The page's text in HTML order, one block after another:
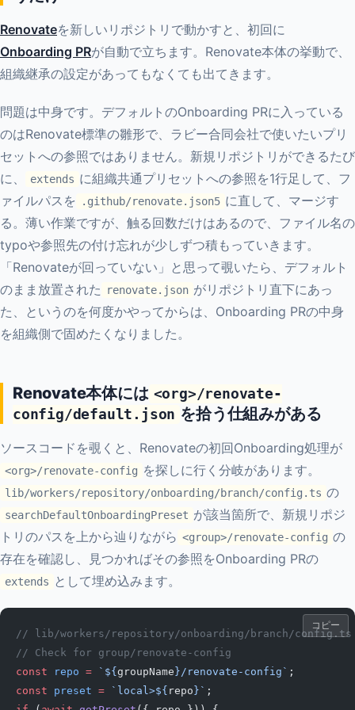
Renovateを新しいリポジトリで動かすと、初回に
Onboarding PRが自動で立ちます。Renovate本体の挙動で、
組織継承の設定があってもなくても出てきます。
問題は中身です。デフォルトのOnboarding PRに入っている
のはRenovate標準の雛形で、ラビー合同会社で使いたいプリ
セットへの参照ではありません。新規リポジトリができるたび
に、
extends に組織共通プリセットへの参照を1行足して、フ
ァイルパスを
.github/renovate.json5 に直して、マージす
る。薄い作業ですが、触る回数だけはあるので、ファイル名の
typoや参照先の付け忘れが少しずつ積もっていきます。
「Renovateが回っていない」と思って覗いたら、デフォルト
のまま放置された
renovate.json がリポジトリ直下にあっ
た、というのを何度かやってからは、Onboarding PRの中身
を組織側で固めたくなりました。
Renovate本体には <org>/renovate-
config/default.json を拾う仕組みがある
ソースコードを覗くと、Renovateの初回Onboarding処理が
<org>/renovate-config を探しに行く分岐があります。
lib/workers/repository/onboarding/branch/config.ts の
searchDefaultOnboardingPreset が該当箇所で、新規リポジ
トリのパスを上から辿りながら <group>/renovate-config の
存在を確認し、見つかればその参照をOnboarding PRの
extends として埋め込みます。
// lib/workers/repository/onboarding/branch/config.ts
// Check for group/renovate-config
const repo = `${ groupName }/renovate-config` ;
const preset = `local>${ repo }` ;
コピー